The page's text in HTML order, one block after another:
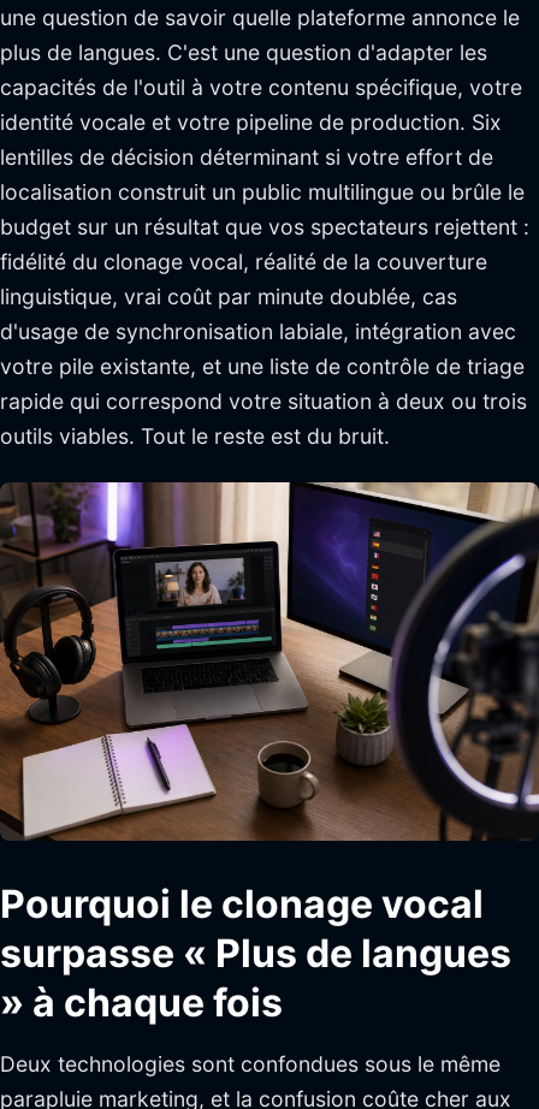
une question de savoir quelle plateforme annonce le
plus de langues. C'est une question d'adapter les
capacités de l'outil à votre contenu spécifique, votre
identité vocale et votre pipeline de production. Six
lentilles de décision déterminant si votre effort de
localisation construit un public multilingue ou brûle le
budget sur un résultat que vos spectateurs rejettent :
fidélité du clonage vocal, réalité de la couverture
linguistique, vrai coût par minute doublée, cas
d'usage de synchronisation labiale, intégration avec
votre pile existante, et une liste de contrôle de triage
rapide qui correspond votre situation à deux ou trois
outils viables. Tout le reste est du bruit.
Pourquoi le clonage vocal
surpasse « Plus de langues
» à chaque fois
Deux technologies sont confondues sous le même
parapluie marketing, et la confusion coûte cher aux